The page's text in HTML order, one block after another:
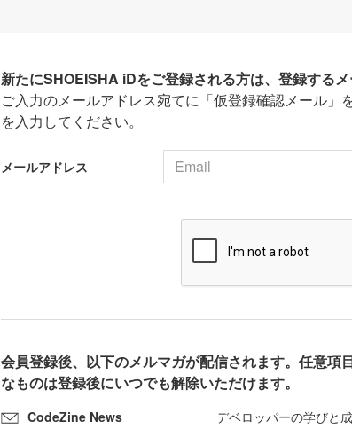
新たにSHOEISHA iDをご登録される方は、登録するメ
ご入力のメールアドレス宛てに「仮登録確認メール」
を入力してください。
メールアドレス
会員登録後、以下のメルマガが配信されます。任意項
なものは登録後にいつでも解除いただけます。
CodeZine News
デベロッパーの学びと